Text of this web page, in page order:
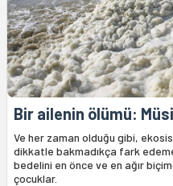
Bir ailenin ölümü:
Ve her zaman olduğu gibi,
dikkatle bakmadıkça fark
bedelini en önce ve en ağır
çocuklar.